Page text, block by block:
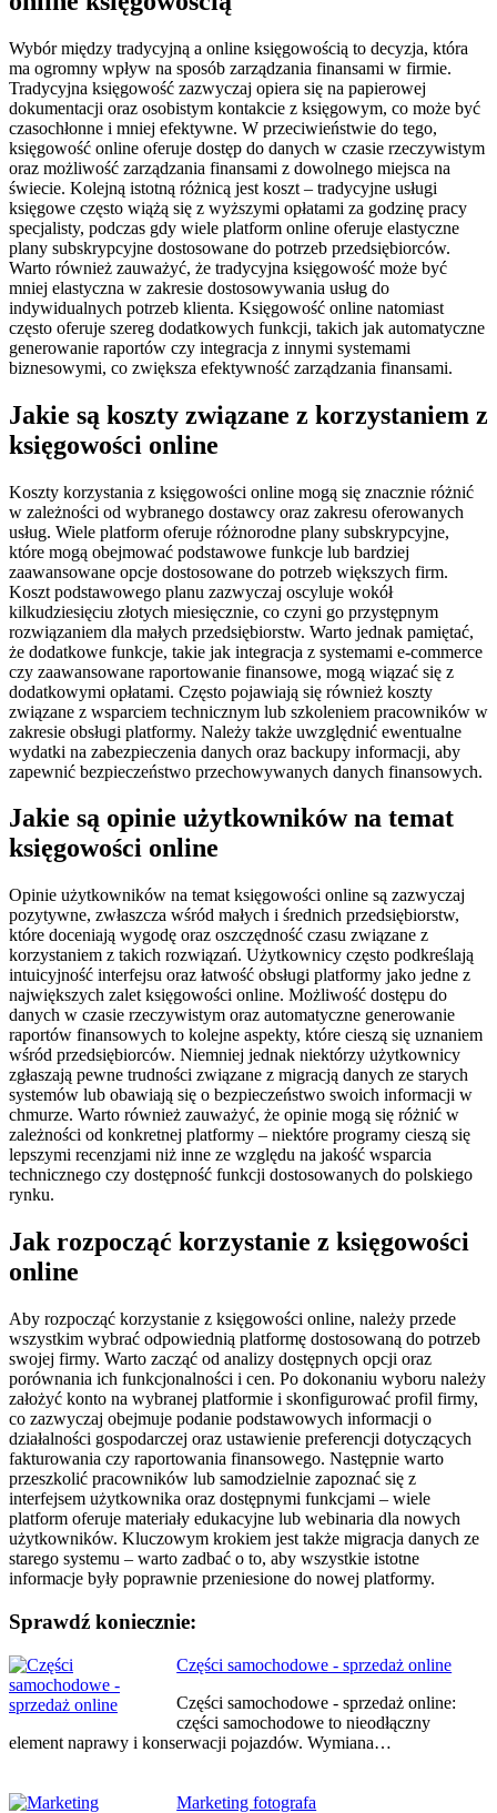
Wybór między tradycyjną a online księgowością to decyzja, która
ma ogromny wpływ na sposób zarządzania finansami w firmie.
Tradycyjna księgowość zazwyczaj opiera się na papierowej
dokumentacji oraz osobistym kontakcie z księgowym, co może być
czasochłonne i mniej efektywne. W przeciwieństwie do tego,
księgowość online oferuje dostęp do danych w czasie rzeczywistym
oraz możliwość zarządzania finansami z dowolnego miejsca na
świecie. Kolejną istotną różnicą jest koszt – tradycyjne usługi
księgowe często wiążą się z wyższymi opłatami za godzinę pracy
specjalisty, podczas gdy wiele platform online oferuje elastyczne
plany subskrypcyjne dostosowane do potrzeb przedsiębiorców.
Warto również zauważyć, że tradycyjna księgowość może być
mniej elastyczna w zakresie dostosowywania usług do
indywidualnych potrzeb klienta. Księgowość online natomiast
często oferuje szereg dodatkowych funkcji, takich jak automatyczne
generowanie raportów czy integracja z innymi systemami
biznesowymi, co zwiększa efektywność zarządzania finansami.
Jakie są koszty związane z korzystaniem z
księgowości online
Koszty korzystania z księgowości online mogą się znacznie różnić
w zależności od wybranego dostawcy oraz zakresu oferowanych
usług. Wiele platform oferuje różnorodne plany subskrypcyjne,
które mogą obejmować podstawowe funkcje lub bardziej
zaawansowane opcje dostosowane do potrzeb większych firm.
Koszt podstawowego planu zazwyczaj oscyluje wokół
kilkudziesięciu złotych miesięcznie, co czyni go przystępnym
rozwiązaniem dla małych przedsiębiorstw. Warto jednak pamiętać,
że dodatkowe funkcje, takie jak integracja z systemami e-commerce
czy zaawansowane raportowanie finansowe, mogą wiązać się z
dodatkowymi opłatami. Często pojawiają się również koszty
związane z wsparciem technicznym lub szkoleniem pracowników w
zakresie obsługi platformy. Należy także uwzględnić ewentualne
wydatki na zabezpieczenia danych oraz backupy informacji, aby
zapewnić bezpieczeństwo przechowywanych danych finansowych.
Jakie są opinie użytkowników na temat
księgowości online
Opinie użytkowników na temat księgowości online są zazwyczaj
pozytywne, zwłaszcza wśród małych i średnich przedsiębiorstw,
które doceniają wygodę oraz oszczędność czasu związane z
korzystaniem z takich rozwiązań. Użytkownicy często podkreślają
intuicyjność interfejsu oraz łatwość obsługi platformy jako jedne z
największych zalet księgowości online. Możliwość dostępu do
danych w czasie rzeczywistym oraz automatyczne generowanie
raportów finansowych to kolejne aspekty, które cieszą się uznaniem
wśród przedsiębiorców. Niemniej jednak niektórzy użytkownicy
zgłaszają pewne trudności związane z migracją danych ze starych
systemów lub obawiają się o bezpieczeństwo swoich informacji w
chmurze. Warto również zauważyć, że opinie mogą się różnić w
zależności od konkretnej platformy – niektóre programy cieszą się
lepszymi recenzjami niż inne ze względu na jakość wsparcia
technicznego czy dostępność funkcji dostosowanych do polskiego
rynku.
Jak rozpocząć korzystanie z księgowości
online
Aby rozpocząć korzystanie z księgowości online, należy przede
wszystkim wybrać odpowiednią platformę dostosowaną do potrzeb
swojej firmy. Warto zacząć od analizy dostępnych opcji oraz
porównania ich funkcjonalności i cen. Po dokonaniu wyboru należy
założyć konto na wybranej platformie i skonfigurować profil firmy,
co zazwyczaj obejmuje podanie podstawowych informacji o
działalności gospodarczej oraz ustawienie preferencji dotyczących
fakturowania czy raportowania finansowego. Następnie warto
przeszkolić pracowników lub samodzielnie zapoznać się z
interfejsem użytkownika oraz dostępnymi funkcjami – wiele
platform oferuje materiały edukacyjne lub webinaria dla nowych
użytkowników. Kluczowym krokiem jest także migracja danych ze
starego systemu – warto zadbać o to, aby wszystkie istotne
informacje były poprawnie przeniesione do nowej platformy.
Sprawdź koniecznie:
Części samochodowe - sprzedaż online
Części samochodowe - sprzedaż online:
części samochodowe to nieodłączny
element naprawy i konserwacji pojazdów. Wymiana…
Marketing fotografa
Nawigacja
wpisu